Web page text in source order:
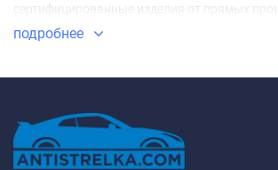
сертифицированные изделия от прямых
брендов FarCar, Redpower, Roximo, Daystar,
Наш интернет-магазин «Антистрелка»
грамотный подбор и хорошая консультация
быстрое оформление, бесплатная доставка
дольше 4-5 дней, собственная установка и
подробнее